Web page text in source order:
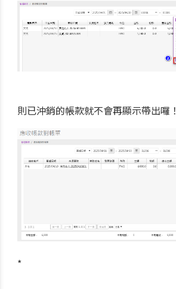
則已沖銷的帳款就不會再顯示帶出囉！
*